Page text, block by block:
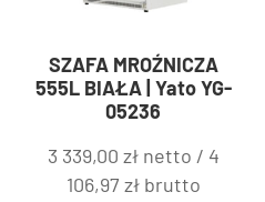
SZAFA MROŹNICZA
555L BIAŁA | Yato YG-
05236
3 339,00 zł netto / 4
106,97 złbrutto